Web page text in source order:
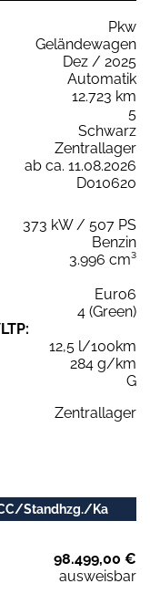
Pkw
Geländewagen
Dez / 2025
Automatik
12.723 km
5
Schwarz
Zentrallager
ab ca. 11.08.2026
D010620
373 kW / 507 PS
Benzin
3.996 cm³
Euro6
4 (Green)
12,5 l/100km
284 g/km
G
Zentrallager
Standhzg./Ka
98.499,00 €
ausweisbar